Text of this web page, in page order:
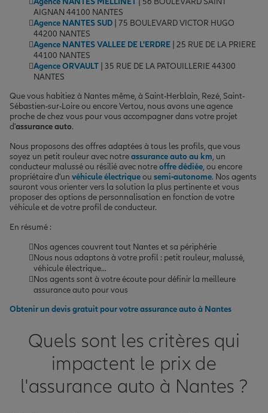
AIGNAN 44100 NANTES
Agence NANTES SUD | 75 BOULEVARD VICTOR HUGO
44200 NANTES
Agence NANTES VALLEE DE L'ERDRE | 25 RUE DE LA PRIERE
44100 NANTES
Agence ORVAULT | 35 RUE DE LA PATOUILLERIE 44300
NANTES
Que vous habitiez à Nantes même, à Saint-Herblain, Rezé, Saint-
Sébastien-sur-Loire ou encore Vertou, nous avons une agence
proche de chez vous pour vous accompagner dans votre projet
d'assurance auto.
Nous proposons des offres adaptées à tous les profils, que vous
soyez un petit rouleur avec notreassurance auto au km, un
conducteur malussé ou résilié avec notreoffre dédiée, ou encore
propriétaire d'un véhicule électriqueou semi-autonome. Nos agents
sauront vous orienter vers la solution la plus pertinente et vous
proposer des options de personnalisation en fonction de votre
véhicule et de votre profil de conducteur.
En résumé :
Nos agences couvrent tout Nantes et sa périphérie
Nous nous adaptons à votre profil : petit rouleur, malussé,
véhicule électrique...
Nos agents sont à votre écoute pour définir la meilleure
assurance auto pour vous
Obtenir un devis gratuit pour votre assurance auto à Nantes
Quels sont les critères qui
impactent le prix de
l'assurance auto à Nantes ?